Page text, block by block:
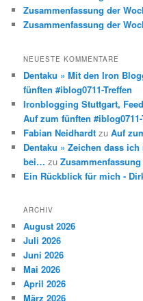
Zusammenfassung der
Zusammenfassung der
NEUESTE KOMMENTARE
Dentaku » Mit den Iron
fünften #iblog0711-Treffen
Ironblogging Stuttgart,
Auf zum fünften #iblog0711-
Fabian Neidhardt zuAuf
Dentaku » Zeichen dass
bei… zuZusammenfassung
Ein Rückblick für mich -
ARCHIV
August 2026
Juli 2026
Juni 2026
Mai 2026
April 2026
März 2026